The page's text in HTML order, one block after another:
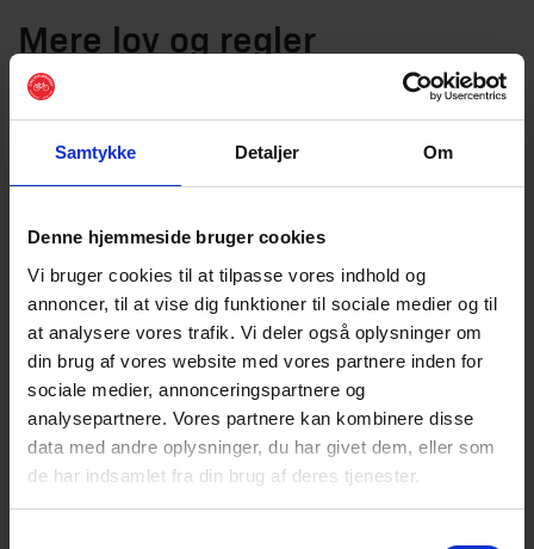
Samtykke Detaljer Om
Denne hjemmeside bruger cookies
Vi bruger cookies til at tilpasse vores indhold og
annoncer, til at vise dig funktioner til sociale medier og til
at analysere vores trafik. Vi deler også oplysninger om
din brug af vores website med vores partnere inden for
sociale medier, annonceringspartnere og
analysepartnere. Vores partnere kan kombinere disse
data med andre oplysninger, du har givet dem, eller som
de har indsamlet fra din brug af deres tjenester.
Mere lov og regler
Cyklistens færdselslov